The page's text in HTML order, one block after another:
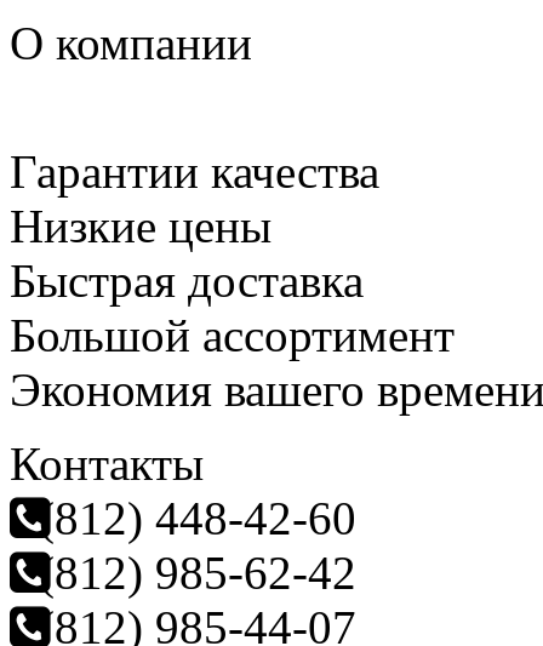
О компании
Гарантии качества
Низкие цены
Быстрая доставка
Большой ассортимент
Экономия вашего
Контакты
(812) 448-42-60
(812) 985-62-42
(812) 985-44-07